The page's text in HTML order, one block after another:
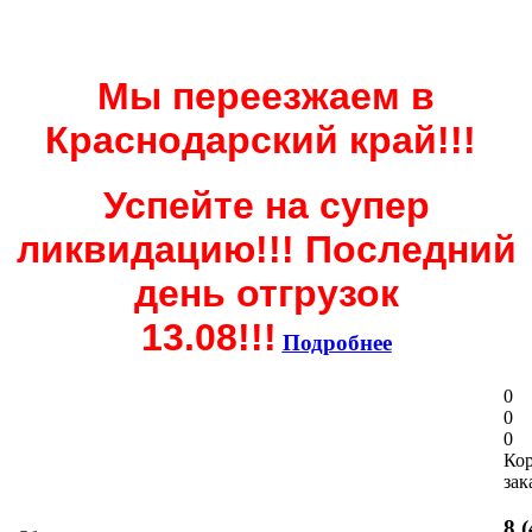
Мы переезжаем в
Краснодарский край!!!
Успейте на супер
ликвидацию!!! Последний
день отгрузок
13.08!!! Подробнее
0
0
0